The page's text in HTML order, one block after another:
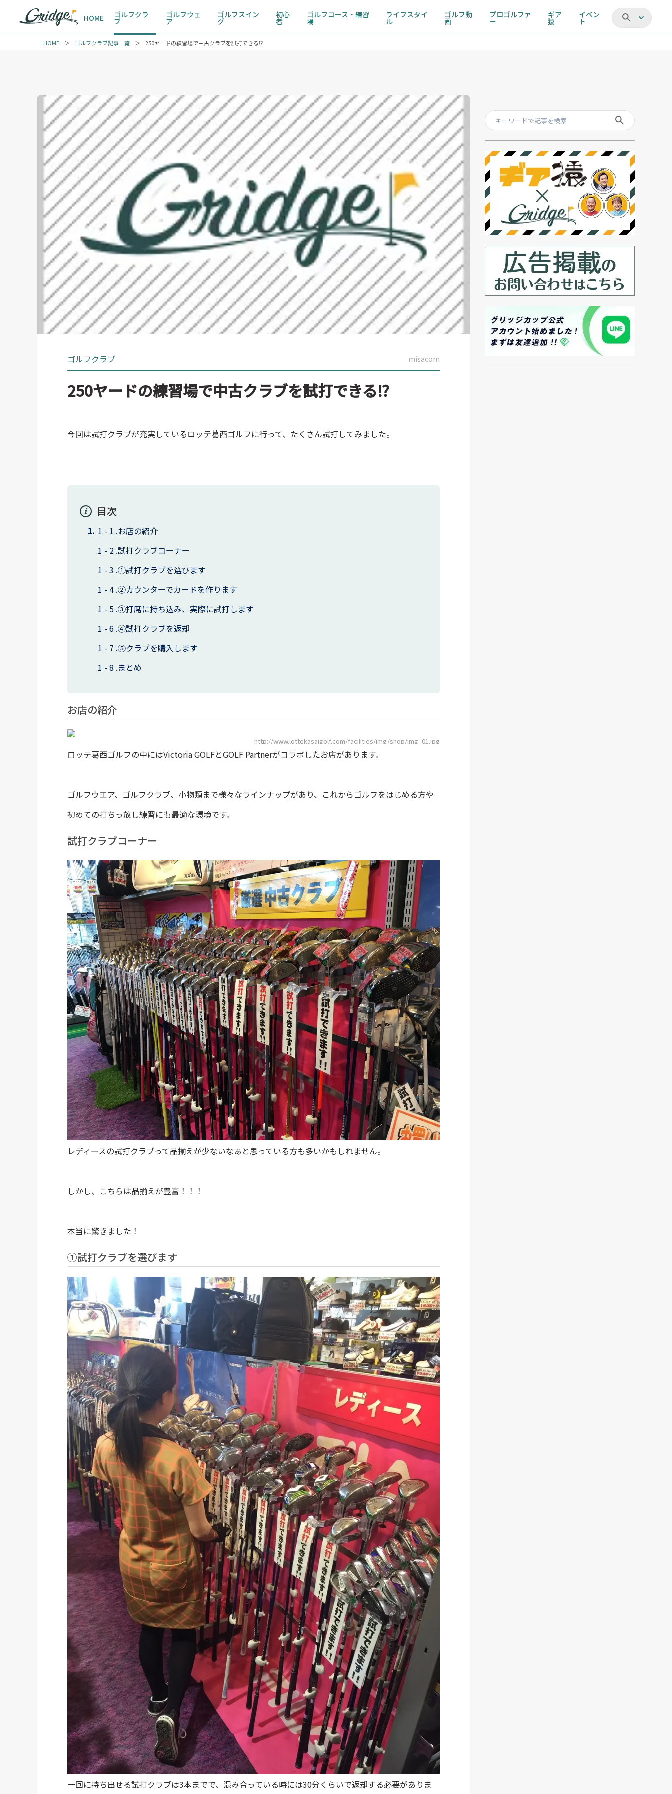
HOME ゴルフクラ
ブ
ゴルフウェ
ア
ゴルフスイン
グ
初心
者
ゴルフコース・練習
場
ライフスタイ
ル
ゴルフ動
画
プロゴルファ
ー
ギア
猿
イベン
ト
HOME ゴルフクラブ記事一覧 250ヤードの練習場で中古クラブを試打できる⁉︎
ゴルフクラブ misacom
250ヤードの練習場で中古クラブを試打できる⁉︎
今回は試打クラブが充実しているロッテ葛西ゴルフに行って、たくさん試打してみました。
目次
お店の紹介
試打クラブコーナー
①試打クラブを選びます
②カウンターでカードを作ります
③打席に持ち込み、実際に試打します
④試打クラブを返却
⑤クラブを購入します
まとめ
お店の紹介
http://www.lottekasaigolf.com/facilities/img/shop/img_01.jpg
ロッテ葛西ゴルフの中にはVictoria GOLFとGOLF Partnerがコラボしたお店があります。
ゴルフウエア、ゴルフクラブ、小物類まで様々なラインナップがあり、これからゴルフをはじめる方や
初めての打ちっ放し練習にも最適な環境です。
試打クラブコーナー
レディースの試打クラブって品揃えが少ないなぁと思っている方も多いかもしれません。
しかし、こちらは品揃えが豊富！！！
本当に驚きました！
①試打クラブを選びます
一回に持ち出せる試打クラブは3本までで、混み合っている時には30分くらいで返却する必要がありま